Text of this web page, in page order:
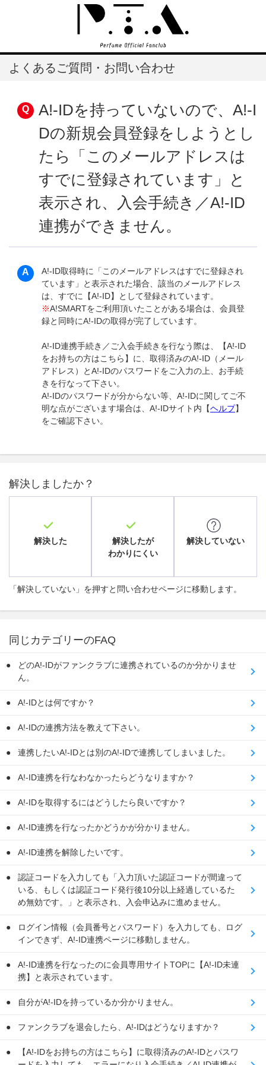
よくあるご質問・お問い合わせ
A!-IDを持っていないので、A!-I
Dの新規会員登録をしようとし
たら「このメールアドレスは
すでに登録されています」と
表示され、入会手続き／A!-ID
連携ができません。
A!-ID取得時に「このメールアドレスはすでに登録され
ています」と表示された場合、該当のメールアドレス
は、すでに【A!-ID】として登録されています。
※A!SMARTをご利用頂いたことがある場合は、会員登
録と同時にA!-IDの取得が完了しています。
A!-ID連携手続き／ご入会手続きを行なう際は、【A!-ID
をお持ちの方はこちら】に、取得済みのA!-ID（メール
アドレス）とA!-IDのパスワードをご入力の上、お手続
きを行なって下さい。
A!-IDのパスワードが分からない等、A!-IDに関してご不
明な点がございます場合は、A!-IDサイト内【ヘルプ】
をご確認下さい。
解決しましたか？
解決した
解決したが
わかりにくい
解決していない
「解決していない」を押すと問い合わせページに移動します。
同じカテゴリーのFAQ
どのA!-IDがファンクラブに連携されているのか分かりませ
ん。
A!-IDとは何ですか？
A!-IDの連携方法を教えて下さい。
連携したいA!-IDとは別のA!-IDで連携してしまいました。
A!-ID連携を行なわなかったらどうなりますか？
A!-IDを取得するにはどうしたら良いですか？
A!-ID連携を行なったかどうかが分かりません。
A!-ID連携を解除したいです。
認証コードを入力しても「入力頂いた認証コードが間違って
いる、もしくは認証コード発行後10分以上経過しているた
め無効です。」と表示され、入会申込みに進めません。
ログイン情報（会員番号とパスワード）を入力しても、ログ
インできず、A!-ID連携ページに移動しません。
A!-ID連携を行なったのに会員専用サイトTOPに【A!-ID未連
携】と表示されています。
自分がA!-IDを持っているか分かりません。
ファンクラブを退会したら、A!-IDはどうなりますか？
【A!-IDをお持ちの方はこちら】に取得済みのA!-IDとパスワ